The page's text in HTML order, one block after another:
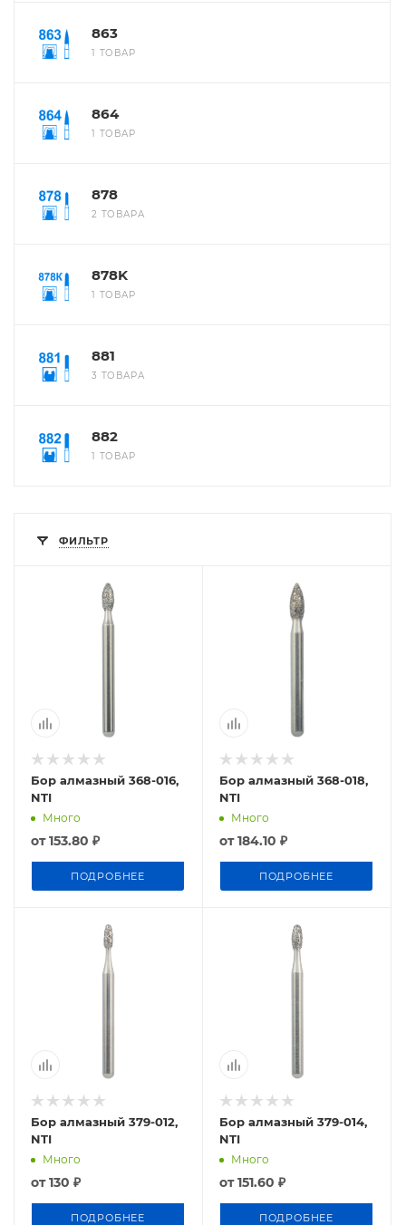
863
1 ТОВАР
864
1 ТОВАР
878
2 ТОВАРА
878K
1 ТОВАР
881
3 ТОВАРА
882
1 ТОВАР
ФИЛЬТР
Бор алмазный 368-016,
NTI
Много
от153.80 ₽
ПОДРОБНЕЕ
Бор алмазный 368-018,
NTI
Много
от184.10 ₽
ПОДРОБНЕЕ
Бор алмазный 379-012,
NTI
Много
от130 ₽
ПОДРОБНЕЕ
Бор алмазный 379-014,
NTI
Много
от151.60 ₽
ПОДРОБНЕЕ